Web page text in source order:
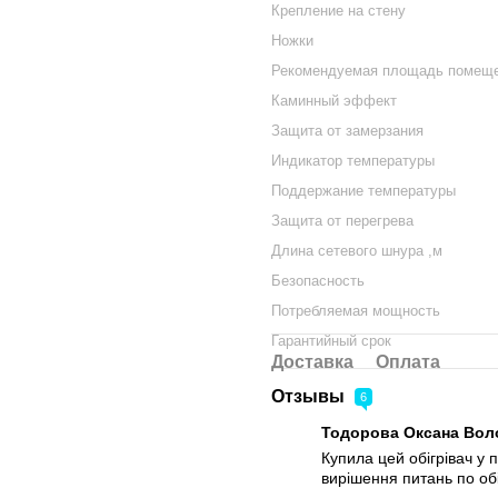
Размер XL - самая
для больших помещений,
эффективный обогрев на
Варианты управления:
Кнопочное управление
–
выключения.
Терморегулятор– позволяет
Панели выполнены в
элементом интерьера. Тонкий
установке.
В комплекте каждой панели
встроенные в корпус рейки
Крепление на стену
Ножки
Рекомендуемая площадь
Каминный эффект
Защита от замерзания
Индикатор температуры
Поддержание температуры
Защита от перегрева
Длина сетевого шнура ,м
Безопасность
Потребляемая мощность
Гарантийный срок
Доставка
Оплата
Отзывы
6
Тодорова Оксана
Купила цей обігрівач
вирішення питань по